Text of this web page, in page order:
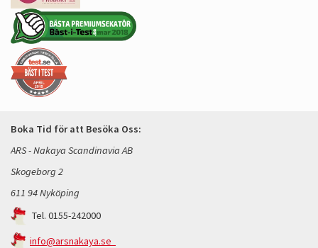
Boka Tid för att Besöka Oss:
ARS - Nakaya Scandinavia AB
Skogeborg 2
611 94 Nyköping
Tel. 0155-242000
info@arsnakaya.se